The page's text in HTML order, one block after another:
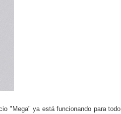
qué ofrecen
después
"Mega" ya está funcionando para todo